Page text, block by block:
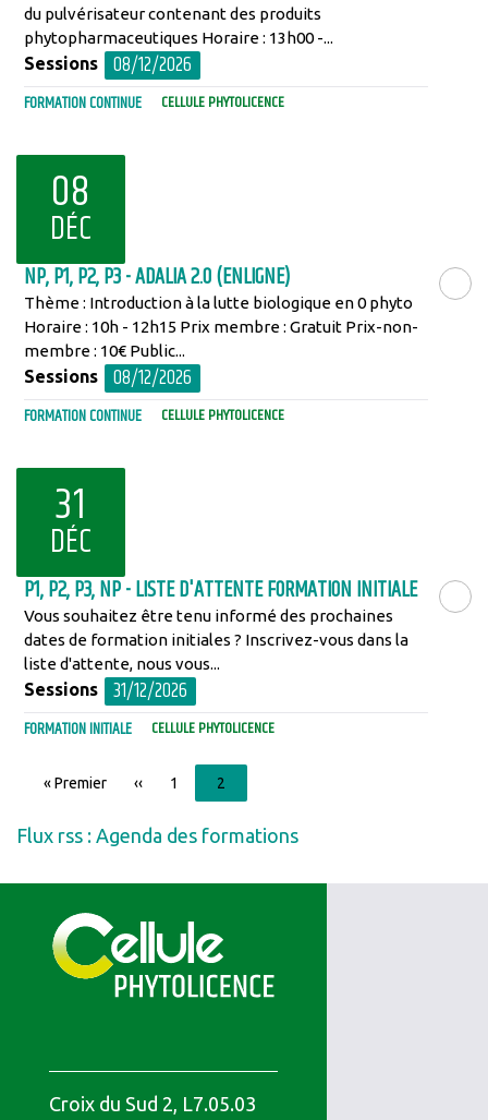
du pulvérisateur contenant des produits
phytopharmaceutiques Horaire : 13h00 -...
Sessions 08/12/2026
FORMATION CONTINUE CELLULE PHYTOLICENCE
08
DÉC
LIRE LA
NP, P1, P2, P3 - ADALIA 2.0 (ENLIGNE)
Thème : Introduction à la lutte biologique en 0 phyto
Horaire : 10h - 12h15 Prix membre : Gratuit Prix-non-
membre : 10€ Public...
Sessions 08/12/2026
FORMATION CONTINUE CELLULE PHYTOLICENCE
31
DÉC
LIRE LA
P1, P2, P3, NP - LISTE D'ATTENTE FORMATION INITIALE
Vous souhaitez être tenu informé des prochaines
dates de formation initiales ? Inscrivez-vous dans la
liste d'attente, nous vous...
Sessions 31/12/2026
FORMATION INITIALE CELLULE PHYTOLICENCE
Pagination
Première
« Premier
Page
précédente
‹‹ Page
1
Page
courante
2
Flux rss : Agenda des formations
Croix du Sud 2, L7.05.03